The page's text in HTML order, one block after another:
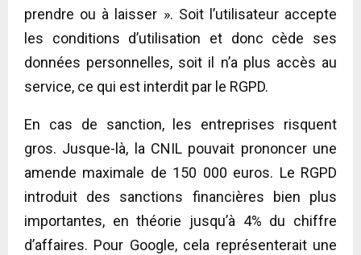
prendre ou à laisser ». Soit l’utilisateur accepte
les conditions d’utilisation et donc cède ses
données personnelles, soit il n’a plus accès au
service, ce qui est interdit par le RGPD.
En cas de sanction, les entreprises risquent
gros. Jusque-là, la CNIL pouvait prononcer une
amende maximale de 150 000 euros. Le RGPD
introduit des sanctions financières bien plus
importantes, en théorie jusqu’à 4% du chiffre
d’affaires. Pour Google, cela représenterait une